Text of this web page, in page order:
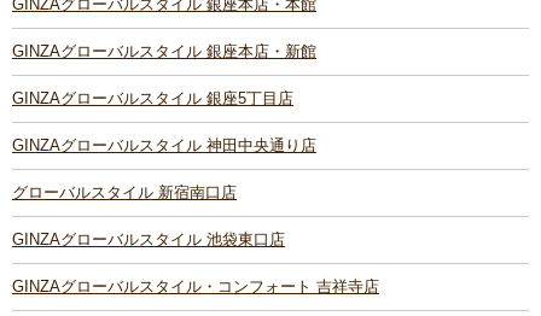
GINZAグローバルスタイル 銀座本店・本館
GINZAグローバルスタイル 銀座本店・新館
GINZAグローバルスタイル 銀座5丁目店
GINZAグローバルスタイル 神田中央通り店
グローバルスタイル 新宿南口店
GINZAグローバルスタイル 池袋東口店
GINZAグローバルスタイル・コンフォート 吉祥寺店